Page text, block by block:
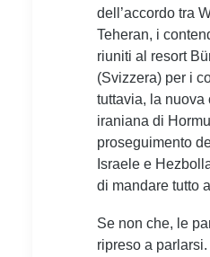
dell’accordo tra
Teheran, i
riuniti al resort
(Svizzera) per i
tuttavia, la nuova
iraniana di
proseguimento
Israele e
di mandare tutto
Se non che, le
ripreso a